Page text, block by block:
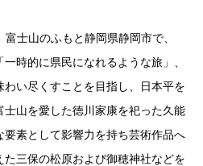
富士山のふもと静岡県静岡市で、
一時的に県民になれるような旅」、
わい尽くすことを目指し、日本平を
山を愛した徳川家康を祀った久能
素として影響力を持ち芸術作品へ
三保の松原および御穂神社などを